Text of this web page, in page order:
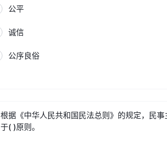
公平
诚信
公序良俗
根据《中华人民共和国民法总则》的规定，民
于( )原则。